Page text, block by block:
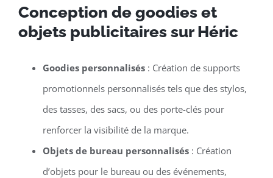
Conception de goodies et
objets publicitaires sur Héric
Goodies personnalisés: Création de supports
promotionnels personnalisés tels que des stylos,
des tasses, des sacs, ou des porte-clés pour
renforcer la visibilité de la marque.
Objets de bureau personnalisés: Création
d’objets pour le bureau ou des événements,